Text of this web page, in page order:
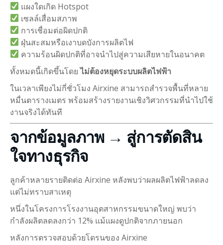
แผงใดเกิด Hotspot
เซลล์เสื่อมสภาพ
การเชื่อมต่อผิดปกติ
ฝุ่นสะสมหรือเงาบดบังการผลิตไฟ
ความร้อนผิดปกติที่อาจนำไปสู่ความเสียหายในอนาคต
ทั้งหมดนี้เกิดขึ้นโดยไม่ต้องหยุดระบบผลิตไฟฟ้า
ในเวลาเพียงไม่กี่ชั่วโมง Airxine สามารถสำรวจพื้นที่หลาย
หมื่นตารางเมตร พร้อมสร้างรายงานเชิงวิศวกรรมที่นำไปใช้
งานจริงได้ทันที
จากข้อมูลภาพ → สู่การตัดสิน
ใจทางธุรกิจ
ลูกค้าหลายรายติดต่อ Airxine หลังพบว่าผลผลิตไฟฟ้าลดลง
แต่ไม่ทราบสาเหตุ
หนึ่งในโครงการโรงงานอุตสาหกรรมขนาดใหญ่ พบว่า
กำลังผลิตลดลงกว่า 12% แม้แผงดูปกติจากภายนอก
หลังการตรวจสอบด้วยโดรนของ Airxine